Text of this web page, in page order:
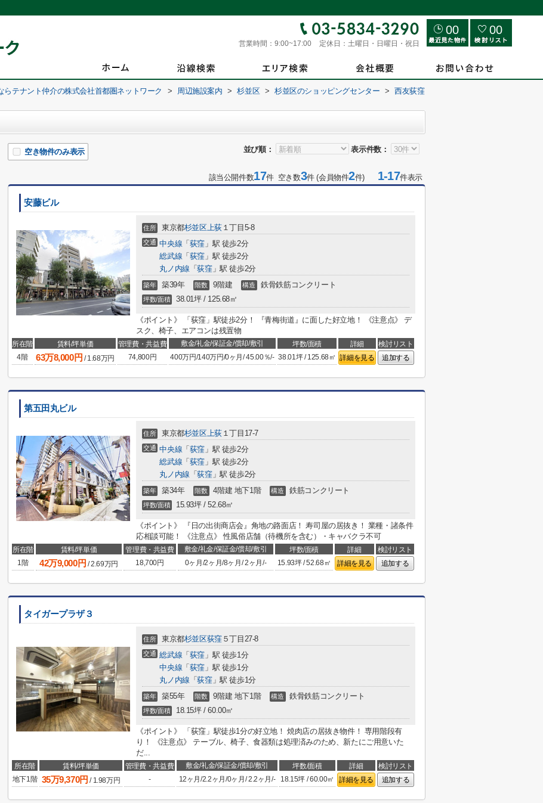
営業時間： 9:00~17:00 定休日： 土曜日・日曜日・祝日
00 00
テナント仲介の株式会社首都圏ネットワーク > 周辺施設案内 > 杉並区 > 杉並区のショッピングセンター >
西友荻窪
並び順： 表示件数：
空き物件のみ表示
該当公開件数17件 空き数3件 (会員物件2件)1-17件表示
安藤ビル
住所 東京都杉並区上荻１丁目5-8
交通 中央線 「 荻窪 」駅 徒歩2分
総武線 「 荻窪 」駅 徒歩2分
丸ノ内線 「荻窪」駅 徒歩2分
築年 築39年 階数 9階建 構造 鉄骨鉄筋コンクリート
坪数/面積 38.01坪 / 125.68㎡
《ポイント》 「荻窪」駅徒歩2分！ 『青梅街道』に面した好立地！ 《注意点》 デ
スク、椅子、エアコンは残置物
所在階 賃料/坪単価 管理費・共益費 敷金/礼金/保証金/償却/敷引 坪数/面積 詳細
検討リスト
4階
63万8,000円 /1.68万円 74,800円 400万円/140万円/0ヶ月/45.00％/- 38.01坪 / 125.68㎡ 詳細を見る 追加する
第五田丸ビル
住所 東京都杉並区上荻１丁目17-7
交通 中央線 「 荻窪 」駅 徒歩2分
総武線 「 荻窪 」駅 徒歩2分
丸ノ内線 「荻窪」駅 徒歩2分
築年 築34年 階数 4階建 地下1階 構造 鉄筋コンクリート
坪数/面積 15.93坪 / 52.68㎡
《ポイント》 『日の出街商店会』角地の路面店！ 寿司屋の居抜き！ 業種・諸条件
応相談可能！ 《注意点》 性風俗店舗（待機所を含む）・キャバクラ不可
所在階 賃料/坪単価 管理費・共益費 敷金/礼金/保証金/償却/敷引 坪数/面積 詳細
検討リスト
1階
42万9,000円 /2.69万円 18,700円 0ヶ月 /2ヶ月/8ヶ月 /2ヶ月/- 15.93坪 / 52.68㎡ 詳細を見る 追加する
タイガープラザ３
住所 東京都杉並区荻窪５丁目27-8
交通 総武線 「 荻窪 」駅 徒歩1分
中央線 「 荻窪 」駅 徒歩1分
丸ノ内線 「荻窪」駅 徒歩1分
築年 築55年 階数 9階建 地下1階 構造 鉄骨鉄筋コンクリート
坪数/面積 18.15坪 / 60.00㎡
《ポイント》 「荻窪」駅徒歩1分の好立地！ 焼肉店の居抜き物件！ 専用階段有
り！ 《注意点》 テーブル、椅子、食器類は処理済みのため、新たにご用意いた
だ...
所在階 賃料/坪単価 管理費・共益費 敷金/礼金/保証金/償却/敷引 坪数/面積 詳細
検討リスト
地下1階 35万9,370円 / 1.98万円 - 12ヶ月/2.2ヶ月/0ヶ月 /2.2ヶ月/- 18.15坪 / 60.00㎡ 詳細を見る 追加する